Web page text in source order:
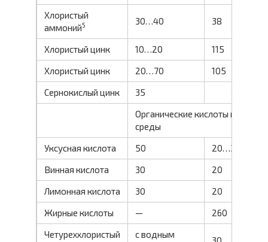
Хлористый
аммоний5 30…40 38
Хлористый цинк 10…20 115
Хлористый цинк
20…70 105
Сернокислый цинк
35
Органические кислоты и
среды
Уксусная кислота
50 20…30
Винная кислота
30 20
Лимонная кислота
30 20
Жирные кислоты
— 260
Четуреххлористый
с водным